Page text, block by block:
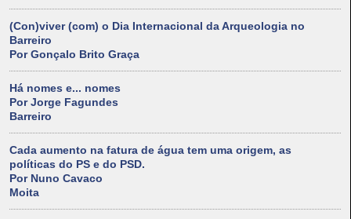
(Con)viver (com) o Dia Internacional da Arqueologia no
Barreiro
Por Gonçalo Brito Graça
Há nomes e... nomes
Por Jorge Fagundes
Barreiro
Cada aumento na fatura de água tem uma origem, as
políticas do PS e do PSD.
Por Nuno Cavaco
Moita